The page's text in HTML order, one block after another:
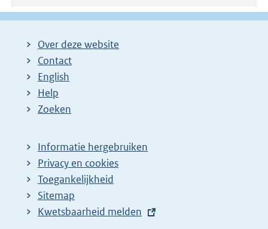
Over deze website
Contact
English
Help
Zoeken
Informatie hergebruiken
Privacy en cookies
Toegankelijkheid
Sitemap
E
Kwetsbaarheid melden